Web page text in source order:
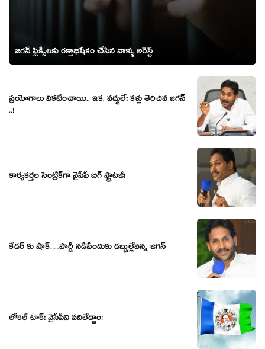
జ‌గ‌న్ ఫ్లెక్సీల‌కు ర‌క్తాభిషేకం చేసిన వాళ్ళు అరెస్ట్
ప్ర‌యోగాలు విక‌టించాయి.. ఇక, వ‌ద్దులే: క‌ళ్లు తెరిచిన జ‌గ‌న్
..!
కార్య‌క‌ర్త‌ల సెంట్రిక్‌గా వైసీపీ బిగ్ స్ట్రాట‌జీ!
కేడర్ కు షాక్…పార్టీ నడిపేందుకు డబ్బుల్లేవన్న జగన్
లోక‌ల్ టాక్‌: వైసీపీని వ‌దిలేద్దాం!